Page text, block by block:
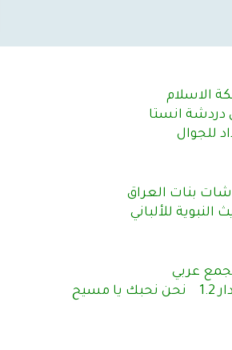
الاسلام
دردشة انستا
للجوال
شات بنات العراق
النبوية للألباني
عربي
نحن نحبك يا مسيح